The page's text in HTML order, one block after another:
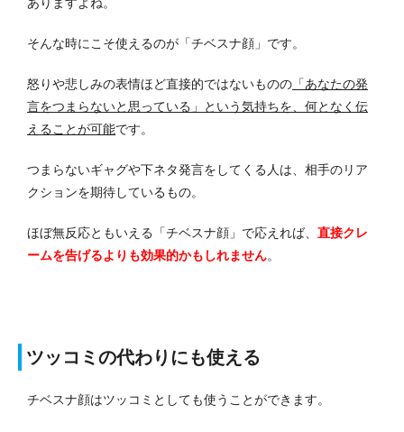
ありますよね。
そんな時にこそ使えるのが「チベスナ顔」です。
怒りや悲しみの表情ほど直接的ではないものの 「あなたの発
言をつまらないと思っている」という気持ちを、何となく伝
えることが可能です。
つまらないギャグや下ネタ発言をしてくる人は、相手のリア
クションを期待しているもの。
ほぼ無反応ともいえる「チベスナ顔」で応えれば、 直接クレ
ームを告げるよりも効果的かもしれません。
ツッコミの代わりにも使える
チベスナ顔はツッコミとしても使うことができます。